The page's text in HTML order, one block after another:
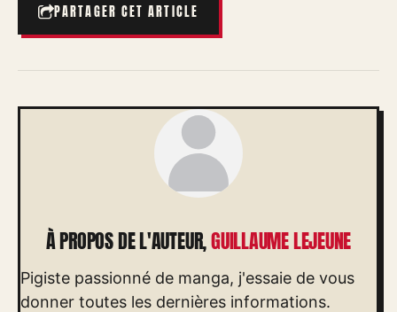
PARTAGER CET ARTICLE
À PROPOS DE L'AUTEUR,GUILLAUME LEJEUNE
Pigiste passionné de manga, j'essaie de vous
donner toutes les dernières informations.